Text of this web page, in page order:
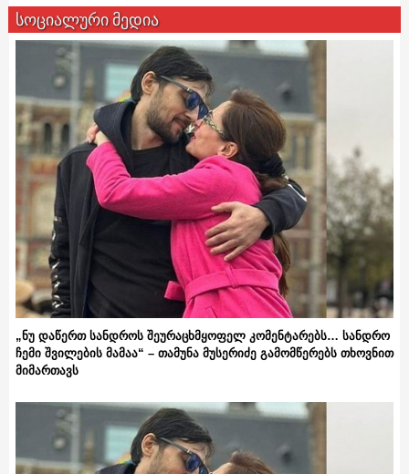
სოციალური მედია
„ნუ დაწერთ სანდროს შეურაცხმყოფელ კომენტარებს… სანდრო
ჩემი შვილების მამაა“ – თამუნა მუსერიძე გამომწერებს თხოვნით
მიმართავს